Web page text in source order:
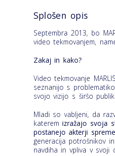
Splošen opis
Septembra 2013, bo
video tekmovanjem,
Zakaj in kako?
Video tekmovanje
seznanijo s
svojo vizijo s širšo
Mladi so vabljeni, da
kateremizražajo svoja
postanejo akterji
generacija potrošnikov
navdiha in vpliva v svoji